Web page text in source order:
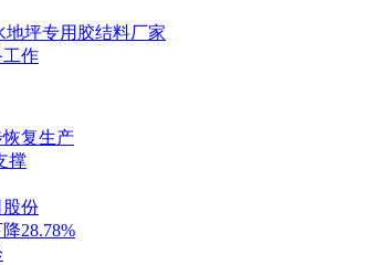
地坪专用胶结料厂家
作
复生产
撑
股份
28.78%